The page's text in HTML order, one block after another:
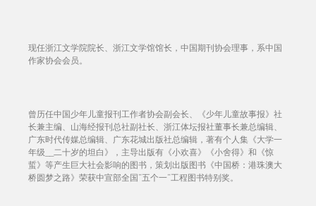
现任浙江文学院院长、浙江文学馆馆长，中国期刊协会理事，系中国
作家协会会员。
曾历任中国少年儿童报刊工作者协会副会长、《少年儿童故事报》社
长兼主编、山海经报刊总社副社长、浙江体坛报社董事长兼总编辑、
广东时代传媒总编辑、广东花城出版社总编辑，著有个人集《大学一
年级__二十岁的坦白》，主导出版有《小欢喜》《小舍得》和《惊
蜇》等产生巨大社会影响的图书，策划出版图书《中国桥：港珠澳大
桥圆梦之路》荣获中宣部全国“五个一“工程图书特别奖。